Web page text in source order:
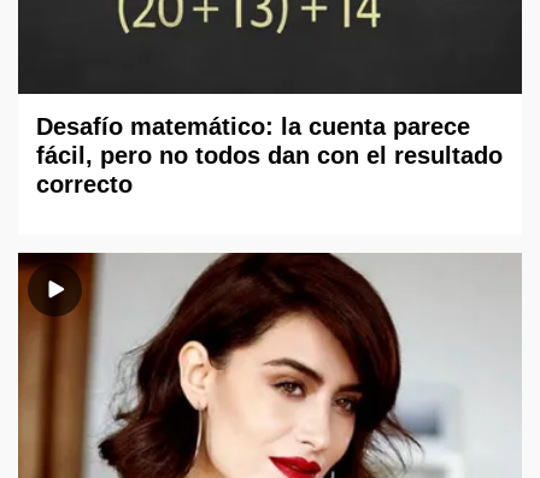
Desafío matemático: la cuenta parece
fácil, pero no todos dan con el resultado
correcto